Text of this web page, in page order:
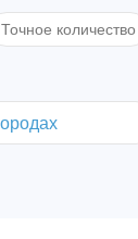
Точное количество